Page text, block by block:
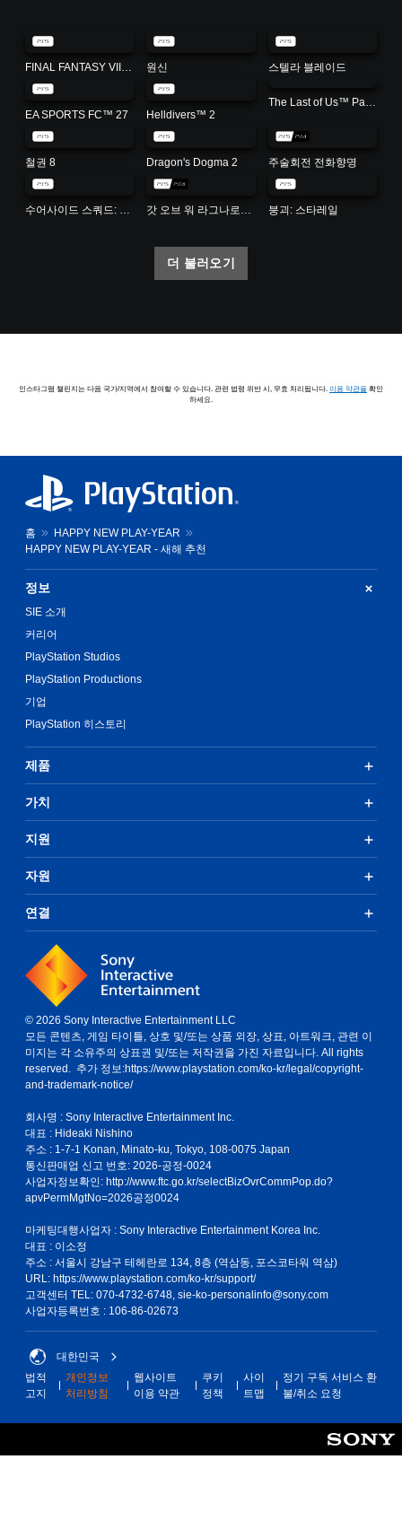
FINAL FANTASY VII REBIRTH 원신 스텔라 블레이드
EA SPORTS FC™ 27 Helldivers™ 2
The Last of Us™ Part II Remastered (중국어(간체자), 한국어, 태국어, 영어, 중국어(번체자))
철권 8 Dragon's Dogma 2 주술회전 전화향명
수어사이드 스쿼드: 킬 더 저스티스 리그 갓 오브 워 라그나로크 (한국어/ 영어/ 중국어/ 태국어 버전) 붕괴: 스타레일
더 불러오기
인스타그램 챌린지는 다음 국가/지역에서 참여할 수 있습니다. 관련 법령 위반 시, 무효 처리됩니다. 이용 약관을 확인
하세요.
홈
HAPPY NEW PLAY-YEAR
HAPPY NEW PLAY-YEAR - 새해 추천
정보
SIE 소개
커리어
PlayStation Studios
PlayStation Productions
기업
PlayStation 히스토리
제품
가치
지원
자원
연결
© 2026 Sony Interactive Entertainment LLC
모든 콘텐츠, 게임 타이틀, 상호 및/또는 상품 외장, 상표, 아트워크, 관련 이
미지는 각 소유주의 상표권 및/또는 저작권을 가진 자료입니다. All rights
reserved. 추가 정보:https://www.playstation.com/ko-kr/legal/copyright-
and-trademark-notice/
회사명 : Sony Interactive Entertainment Inc.
대표 : Hideaki Nishino
주소 : 1-7-1 Konan, Minato-ku, Tokyo, 108-0075 Japan
통신판매업 신고 번호: 2026-공정-0024
사업자정보확인: http://www.ftc.go.kr/selectBizOvrCommPop.do?
apvPermMgtNo=2026공정0024
마케팅대행사업자 : Sony Interactive Entertainment Korea Inc.
대표 : 이소정
주소 : 서울시 강남구 테헤란로 134, 8층 (역삼동, 포스코타워 역삼)
URL: https://www.playstation.com/ko-kr/support/
고객센터 TEL: 070-4732-6748, sie-ko-personalinfo@sony.com
사업자등록번호 : 106-86-02673
대한민국
법적
고지
개인정보
처리방침
웹사이트
이용 약관
쿠키
정책
사이
트맵
정기 구독 서비스 환
불/취소 요청